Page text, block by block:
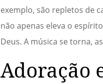
exemplo, são repletos de
não apenas eleva o
Deus. A música se torna,
Adoração